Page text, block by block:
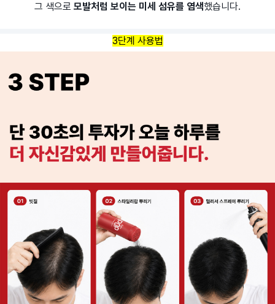
그 색으로 모발처럼 보이는 미세 섬유를 염색했습니다.
3단계 사용법